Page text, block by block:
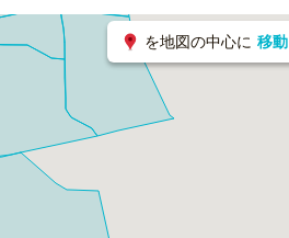
を地図の中心に 移動